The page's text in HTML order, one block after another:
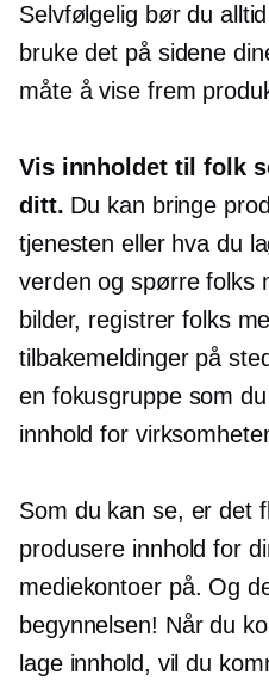
Selvfølgelig bør du
bruke det på sidene
måte å vise frem
Vis innholdet til folk
ditt. Du kan bringe
tjenesten eller hva du
verden og spørre folks
bilder, registrer folks
tilbakemeldinger på
en fokusgruppe som
innhold for
Som du kan se, er det
produsere innhold for
mediekontoer på. Og
begynnelsen! Når du
lage innhold, vil du